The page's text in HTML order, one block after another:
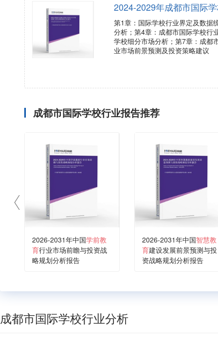
2024-2029年成都市国际
第1章：国际学校行业界定及数据
分析；第4章：成都市国际学校行
学校细分市场分析；第7章：成都
业市场前景预测及投资策略建议
成都市国际学校行业报告推荐
2026-2031年中国学前教
育行业市场前瞻与投资战
略规划分析报告
2026-2031年中国智慧教
育建设发展前景预测与投
资战略规划分析报告
成都市国际学校行业分析